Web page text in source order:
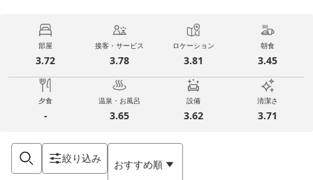
部屋
3.72
接客・サービス
3.78
ロケーション
3.81
朝食
3.45
夕食
-
温泉・お風呂
3.65
設備
3.62
清潔さ
3.71
絞り込み おすすめ順